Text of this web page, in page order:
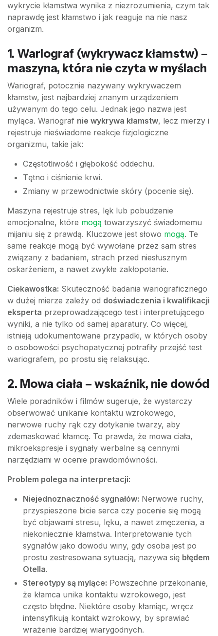
wykrycie kłamstwa wynika z niezrozumienia, czym tak
naprawdę jest kłamstwo i jak reaguje na nie nasz
organizm.
1. Wariograf (wykrywacz kłamstw) –
maszyna, która nie czyta w myślach
Wariograf, potocznie nazywany wykrywaczem
kłamstw, jest najbardziej znanym urządzeniem
używanym do tego celu. Jednak jego nazwa jest
myląca. Wariograf nie wykrywa kłamstw, lecz mierzy i
rejestruje nieświadome reakcje fizjologiczne
organizmu, takie jak:
Częstotliwość i głębokość oddechu.
Tętno i ciśnienie krwi.
Zmiany w przewodnictwie skóry (pocenie się).
Maszyna rejestruje stres, lęk lub pobudzenie
emocjonalne, które mogą towarzyszyć świadomemu
mijaniu się z prawdą. Kluczowe jest słowo mogą. Te
same reakcje mogą być wywołane przez sam stres
związany z badaniem, strach przed niesłusznym
oskarżeniem, a nawet zwykłe zakłopotanie.
Ciekawostka: Skuteczność badania wariograficznego
w dużej mierze zależy od doświadczenia i kwalifikacji
eksperta przeprowadzającego test i interpretującego
wyniki, a nie tylko od samej aparatury. Co więcej,
istnieją udokumentowane przypadki, w których osoby
o osobowości psychopatycznej potrafiły przejść test
wariografem, po prostu się relaksując.
2. Mowa ciała – wskaźnik, nie dowód
Wiele poradników i filmów sugeruje, że wystarczy
obserwować unikanie kontaktu wzrokowego,
nerwowe ruchy rąk czy dotykanie twarzy, aby
zdemaskować kłamcę. To prawda, że mowa ciała,
mikroekspresje i sygnały werbalne są cennymi
narzędziami w ocenie prawdomówności.
Problem polega na interpretacji:
Niejednoznaczność sygnałów: Nerwowe ruchy,
przyspieszone bicie serca czy pocenie się mogą
być objawami stresu, lęku, a nawet zmęczenia, a
niekoniecznie kłamstwa. Interpretowanie tych
sygnałów jako dowodu winy, gdy osoba jest po
prostu zestresowana sytuacją, nazywa się błędem
Otella.
Stereotypy są mylące: Powszechne przekonanie,
że kłamca unika kontaktu wzrokowego, jest
często błędne. Niektóre osoby kłamiąc, wręcz
intensyfikują kontakt wzrokowy, by sprawiać
wrażenie bardziej wiarygodnych.